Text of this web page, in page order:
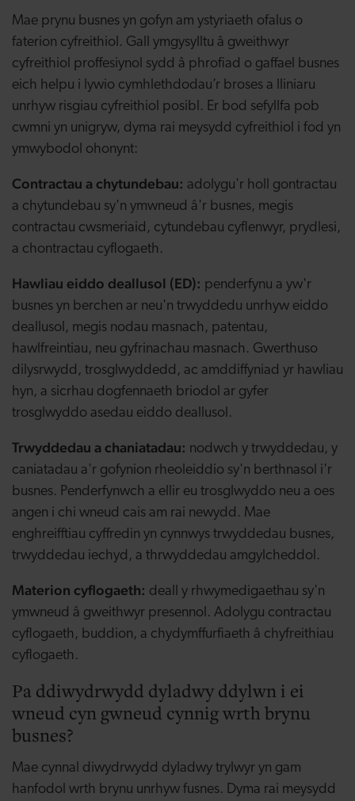
Mae prynu busnes yn gofyn am ystyriaeth ofalus o
faterion cyfreithiol. Gall ymgysylltu â gweithwyr
cyfreithiol proffesiynol sydd â phrofiad o gaffael busnes
eich helpu i lywio cymhlethdodau’r broses a lliniaru
unrhyw risgiau cyfreithiol posibl. Er bod sefyllfa pob
cwmni yn unigryw, dyma rai meysydd cyfreithiol i fod yn
ymwybodol ohonynt:
Contractau a chytundebau: adolygu'r holl gontractau
a chytundebau sy'n ymwneud â'r busnes, megis
contractau cwsmeriaid, cytundebau cyflenwyr, prydlesi,
a chontractau cyflogaeth.
Hawliau eiddo deallusol (ED): penderfynu a yw'r
busnes yn berchen ar neu'n trwyddedu unrhyw eiddo
deallusol, megis nodau masnach, patentau,
hawlfreintiau, neu gyfrinachau masnach. Gwerthuso
dilysrwydd, trosglwyddedd, ac amddiffyniad yr hawliau
hyn, a sicrhau dogfennaeth briodol ar gyfer
trosglwyddo asedau eiddo deallusol.
Trwyddedau a chaniatadau: nodwch y trwyddedau, y
caniatadau a'r gofynion rheoleiddio sy'n berthnasol i'r
busnes. Penderfynwch a ellir eu trosglwyddo neu a oes
angen i chi wneud cais am rai newydd. Mae
enghreifftiau cyffredin yn cynnwys trwyddedau busnes,
trwyddedau iechyd, a thrwyddedau amgylcheddol.
Materion cyflogaeth: deall y rhwymedigaethau sy'n
ymwneud â gweithwyr presennol. Adolygu contractau
cyflogaeth, buddion, a chydymffurfiaeth â chyfreithiau
cyflogaeth.
Pa ddiwydrwydd dyladwy ddylwn i ei
wneud cyn gwneud cynnig wrth brynu
busnes?
Mae cynnal diwydrwydd dyladwy trylwyr yn gam
hanfodol wrth brynu unrhyw fusnes. Dyma rai meysydd